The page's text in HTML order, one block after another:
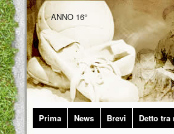
ANNO 16°
Prima News Brevi Detto tra